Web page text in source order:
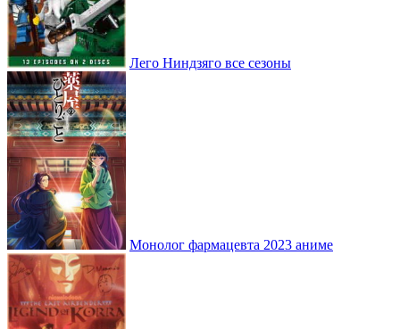
Лего Ниндзяго все сезоны
Монолог фармацевта 2023 аниме